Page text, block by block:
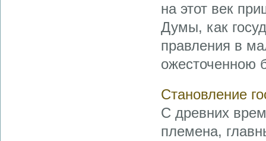
на этот век
Думы, как
правления в
ожесточенною
Становление
С древних
племена,